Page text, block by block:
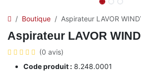
Boutique Aspirateur LAVOR
Aspirateur LAVOR
(0 avis)
Code produit : 8.248.0001